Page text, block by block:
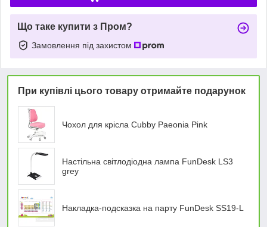
Що таке купити з Пром?
Замовлення під захистом
При купівлі цього товару отримайте подарунок
Чохол для крісла Cubby Paeonia Pink
Настільна світлодіодна лампа FunDesk LS3
grey
Накладка-подсказка на парту FunDesk SS19-L